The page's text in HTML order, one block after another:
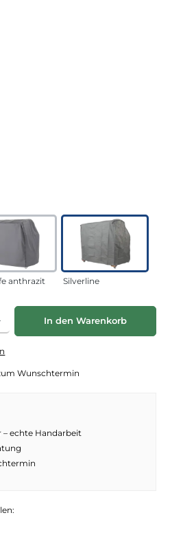
anthrazit Silverline
Wert ein oder benutze die
In den Warenkorb
Wunschtermin
echte Handarbeit